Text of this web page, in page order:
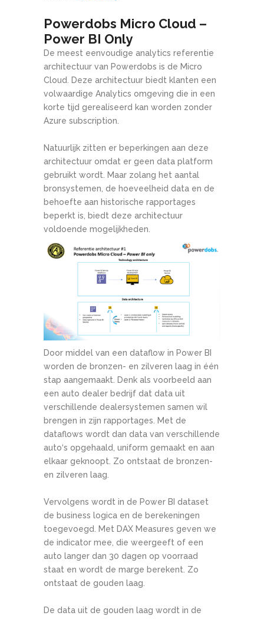
Powerdobs Micro Cloud –
Power BI Only
De meest eenvoudige analytics referentie
architectuur van Powerdobs is de Micro
Cloud. Deze architectuur biedt klanten een
volwaardige Analytics omgeving die in een
korte tijd gerealiseerd kan worden zonder
Azure subscription.
Natuurlijk zitten er beperkingen aan deze
architectuur omdat er geen data platform
gebruikt wordt. Maar zolang het aantal
bronsystemen, de hoeveelheid data en de
behoefte aan historische rapportages
beperkt is, biedt deze architectuur
voldoende mogelijkheden.
Door middel van een dataflow in Power BI
worden de bronzen- en zilveren laag in één
stap aangemaakt. Denk als voorbeeld aan
een auto dealer bedrijf dat data uit
verschillende dealersystemen samen wil
brengen in zijn rapportages. Met de
dataflows wordt dan data van verschillende
auto‘s opgehaald, uniform gemaakt en aan
elkaar geknoopt. Zo ontstaat de bronzen-
en zilveren laag.
Vervolgens wordt in de Power BI dataset
de business logica en de berekeningen
toegevoegd. Met DAX Measures geven we
de indicator mee, die weergeeft of een
auto langer dan 30 dagen op voorraad
staat en wordt de marge berekent. Zo
ontstaat de gouden laag.
De data uit de gouden laag wordt in de